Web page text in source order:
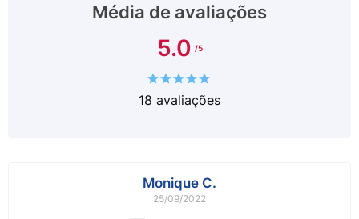
Média de avaliações
5.0
18 avaliações
Monique C.
25/09/2022